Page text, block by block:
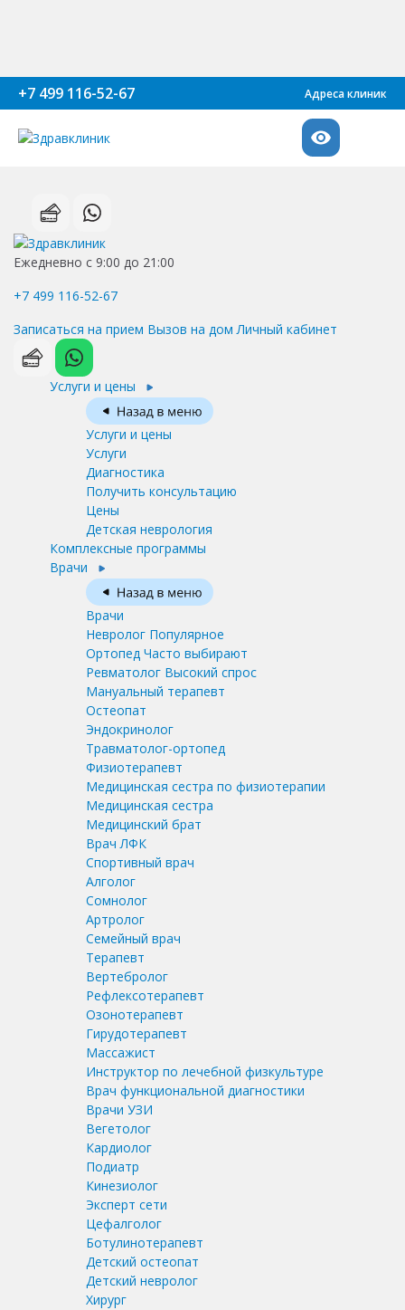
+7 499 116-52-67 Адреса клиник
Ежедневно с 9:00 до 21:00
+7 499 116-52-67
Записаться на прием Вызов на дом Личный кабинет
Услуги и цены
Услуги и цены
Услуги
Диагностика
Получить консультацию
Цены
Детская неврология
Комплексные программы
Врачи
Врачи
Невролог Популярное
Ортопед Часто выбирают
Ревматолог Высокий спрос
Мануальный терапевт
Остеопат
Эндокринолог
Травматолог-ортопед
Физиотерапевт
Медицинская сестра по физиотерапии
Медицинская сестра
Медицинский брат
Врач ЛФК
Спортивный врач
Алголог
Сомнолог
Артролог
Семейный врач
Терапевт
Вертебролог
Рефлексотерапевт
Озонотерапевт
Гирудотерапевт
Массажист
Инструктор по лечебной физкультуре
Врач функциональной диагностики
Врачи УЗИ
Вегетолог
Кардиолог
Подиатр
Кинезиолог
Эксперт сети
Цефалголог
Ботулинотерапевт
Детский остеопат
Детский невролог
Хирург